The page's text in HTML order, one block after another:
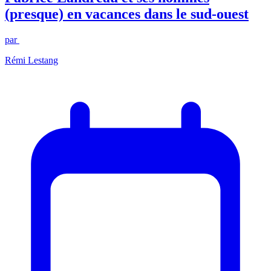
(presque) en vacances dans le sud-ouest
par
Rémi Lestang